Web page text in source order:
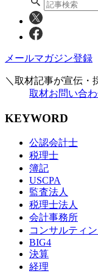
メールマガジン登録
＼取材記事が宣伝・
取材お問い合
KEYWORD
公認会計士
税理士
簿記
USCPA
監査法人
税理士法人
会計事務所
コンサルティ
BIG4
決算
経理